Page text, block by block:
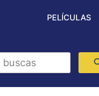
PELÍCULAS